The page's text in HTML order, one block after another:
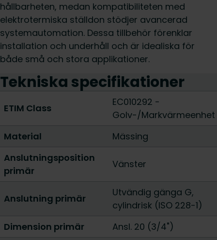
hållbarheten, medan kompatibiliteten med
elektrotermiska ställdon stödjer avancerad
systemautomation. Dessa tillbehör förenklar
installation och underhåll och är idealiska för
både små och stora applikationer.
Tekniska specifikationer
ETIM Class
EC010292 -
Golv-/Markvärmeenhet
Material
Mässing
Anslutningsposition
primär
Vänster
Anslutning primär
Utvändig gänga G,
cylindrisk (ISO 228-1)
Dimension primär
Ansl. 20 (3/4")